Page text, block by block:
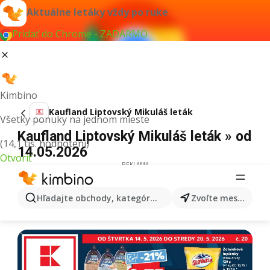
Aktuálne letáky vždy po ruke
Pridať do Chrome - ZADARMO
Kimbino
Všetky ponuky na jednom mieste
(14,1 tis. hodnotení)
Otvoriť
Hľadajte obchody, kategórie, produkty... Zvoľte mesto
Kaufland Liptovský Mikuláš leták
Kaufland Liptovský Mikuláš leták » od
14.05.2026
REKLAMA